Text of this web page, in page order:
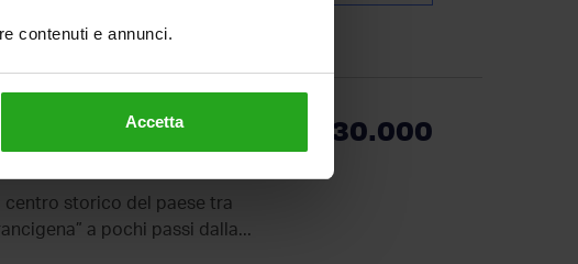
contenuti e annunci.
Accetta € 30.000
storico del paese tra
a pochi passi dalla...